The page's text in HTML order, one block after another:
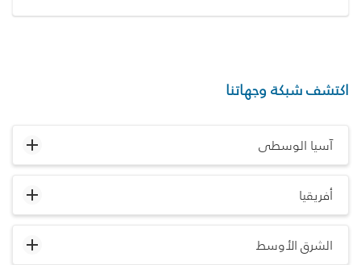
اكتشف شبكة وجهاتنا
آسيا الوسطى
أفريقيا
الشرق الأوسط